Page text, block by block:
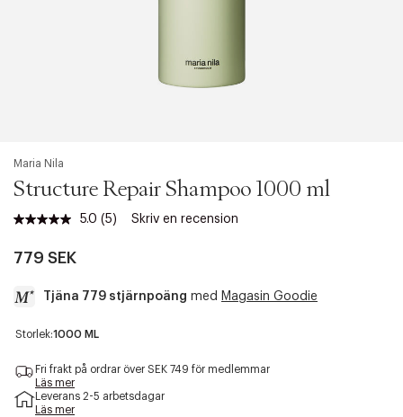
Maria Nila
Structure Repair Shampoo 1000 ml
5.0 Läs
samma
(5) Skriv en recension
779 SEK
Tjäna 779 stjärnpoäng med Magasin Goodie
a
c
s
Storlek:1000 ML
Fri frakt på ordrar över SEK 749 för medlemmar
Läs mer
Leverans 2-5 arbetsdagar
Läs mer